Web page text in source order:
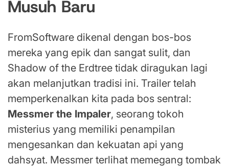
Musuh Baru
FromSoftware dikenal dengan bos-bos
mereka yang epik dan sangat sulit, dan
Shadow of the Erdtree tidak diragukan lagi
akan melanjutkan tradisi ini. Trailer telah
memperkenalkan kita pada bos sentral:
Messmer the Impaler, seorang tokoh
misterius yang memiliki penampilan
mengesankan dan kekuatan api yang
dahsyat. Messmer terlihat memegang tombak